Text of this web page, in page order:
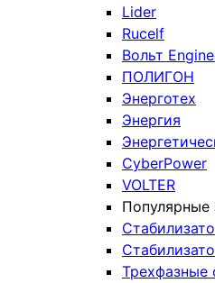
Lider
Rucelf
Вольт
ПОЛИГОН
Энерготех
Энергия
CyberPower
VOLTER
Популярные
Трехфазные